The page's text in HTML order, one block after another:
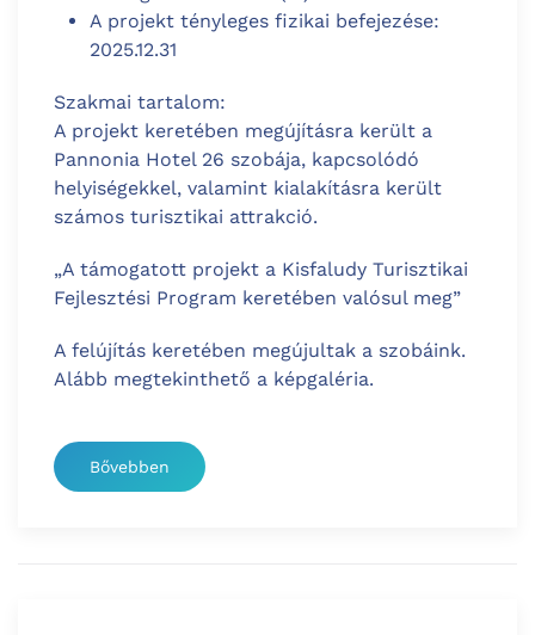
A projekt tényleges fizikai befejezése:
2025.12.31
Szakmai tartalom:
A projekt keretében megújításra került a
Pannonia Hotel 26 szobája, kapcsolódó
helyiségekkel, valamint kialakításra került
számos turisztikai attrakció.
„A támogatott projekt a Kisfaludy Turisztikai
Fejlesztési Program keretében valósul meg”
A felújítás keretében megújultak a szobáink.
Alább megtekinthető a képgaléria.
Bővebben